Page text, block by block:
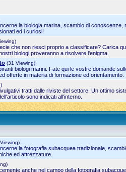
la biologia marina, scambio di conoscenze,
ed i curiosi!
che non riesci proprio a classificare? Carica
biologi proveranno a risolvere l'enigma.
(31 Viewing)
biologi marini. Fate qui le vostre domande
offerte in materia di formazione ed orientamento.
tratti dalle riviste del settore. Un ottimo
sono indicati all'interno.
la fotografia subacquea tradizionale,
ed attrezzature.
anche nel campo della fotografia